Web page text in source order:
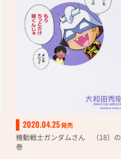
2020.04.25発売
機動戦士ガンダムさん （18）の
巻